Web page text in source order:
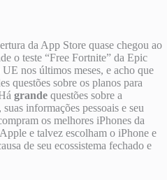
da App Store quase chegou ao
o teste “Free Fortnite” da Epic
nos últimos meses, e acho que
questões sobre os planos para
grande questões sobre a
informações pessoais e seu
os melhores iPhones da
e talvez escolham o iPhone e
de seu ecossistema fechado e